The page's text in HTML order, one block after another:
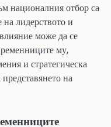
националния отбор са
лидерството и
може да се
му,
и стратегическа
на